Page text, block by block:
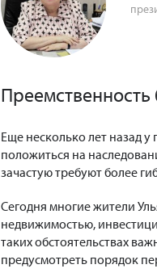
Преемственность
Еще несколько лет назад
положиться на
зачастую требуют более
Сегодня многие жители
недвижимостью,
таких обстоятельствах
предусмотреть порядок